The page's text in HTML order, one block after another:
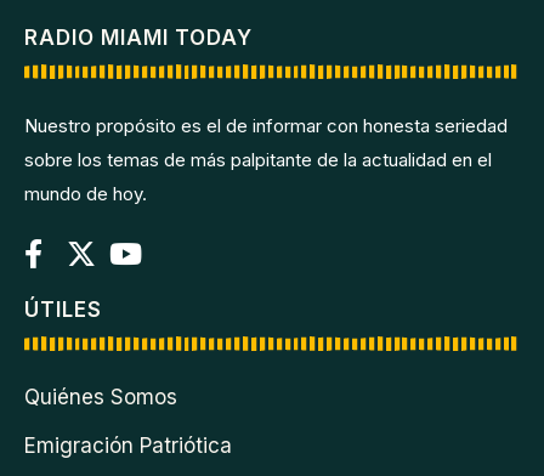
RADIO MIAMI TODAY
Nuestro propósito es el de informar con honesta seriedad
sobre los temas de más palpitante de la actualidad en el
mundo de hoy.
ÚTILES
Quiénes Somos
Emigración Patriótica